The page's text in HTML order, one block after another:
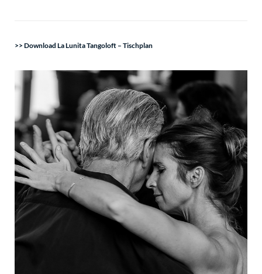
>> Download La Lunita Tangoloft – Tischplan